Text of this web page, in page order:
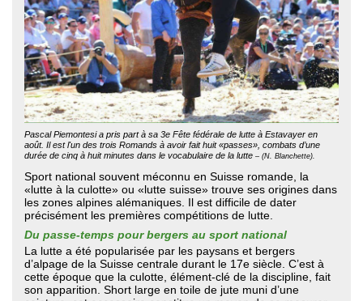
Pascal Piemontesi a pris part à sa 3e Fête fédérale de lutte à Estavayer en
août. Il est l'un des trois Romands à avoir fait huit «passes», combats d’une
durée de cinq à huit minutes dans le vocabulaire de la lutte – (N. Blanchette).
Sport national souvent méconnu en Suisse romande, la
«lutte à la culotte» ou «lutte suisse» trouve ses origines dans
les zones alpines alémaniques. Il est difficile de dater
précisément les premières compétitions de lutte.
Du passe-temps pour bergers au sport national
La lutte a été popularisée par les paysans et bergers
d’alpage de la Suisse centrale durant le 17e siècle. C’est à
cette époque que la culotte, élément-clé de la discipline, fait
son apparition. Short large en toile de jute muni d’une